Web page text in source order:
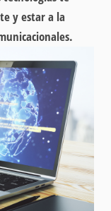
y estar a la